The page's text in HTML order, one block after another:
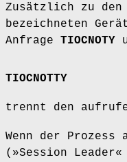
Zusätzlich zu den
bezeichneten
Anfrage TIOCNOTY
TIOCNOTTY
trennt den
Wenn der
(»Session